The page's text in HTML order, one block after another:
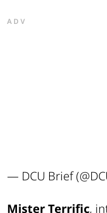
ADV
— DCU Brief
Mister Terrific,